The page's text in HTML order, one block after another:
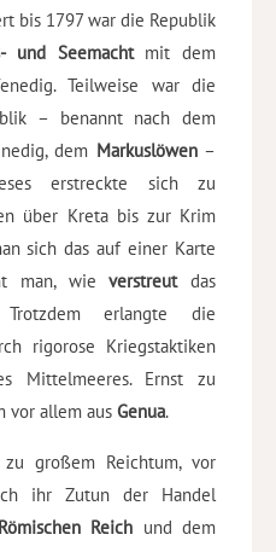
bis 1797 war die Republik
und Seemachtmit dem
Teilweise war die
– benannt nach dem
dem Markuslöwen–
erstreckte sich zu
über Kreta bis zur Krim
sich das auf einer Karte
man, wieverstreutdas
Trotzdem erlangte die
rigorose Kriegstaktiken
Mittelmeeres. Ernst zu
vor allem aus Genua.
großem Reichtum, vor
ihr Zutun der Handel
Reich und dem